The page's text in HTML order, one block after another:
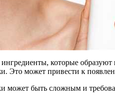
которые
Это может привести к
может быть сложным и